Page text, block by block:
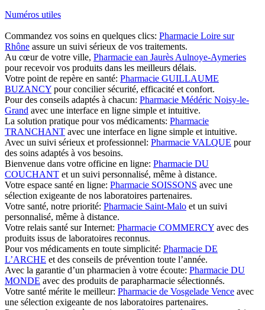
Numéros utiles
Commandez vos soins en quelques clics: Pharmacie Loire sur
Rhône assure un suivi sérieux de vos traitements.
Au cœur de votre ville, Pharmacie ean Jaurès Aulnoye-Aymeries
pour recevoir vos produits dans les meilleurs délais.
Votre point de repère en santé: Pharmacie GUILLAUME
BUZANCY pour concilier sécurité, efficacité et confort.
Pour des conseils adaptés à chacun: Pharmacie Médéric Noisy-le-
Grand avec une interface en ligne simple et intuitive.
La solution pratique pour vos médicaments: Pharmacie
TRANCHANT avec une interface en ligne simple et intuitive.
Avec un suivi sérieux et professionnel: Pharmacie VALQUE pour
des soins adaptés à vos besoins.
Bienvenue dans votre officine en ligne: Pharmacie DU
COUCHANT et un suivi personnalisé, même à distance.
Votre espace santé en ligne: Pharmacie SOISSONS avec une
sélection exigeante de nos laboratoires partenaires.
Votre santé, notre priorité: Pharmacie Saint-Malo et un suivi
personnalisé, même à distance.
Votre relais santé sur Internet: Pharmacie COMMERCY avec des
produits issus de laboratoires reconnus.
Pour vos médicaments en toute simplicité: Pharmacie DE
L’ARCHE et des conseils de prévention toute l’année.
Avec la garantie d’un pharmacien à votre écoute: Pharmacie DU
MONDE avec des produits de parapharmacie sélectionnés.
Votre santé mérite le meilleur: Pharmacie de Vosgelade Vence avec
une sélection exigeante de nos laboratoires partenaires.